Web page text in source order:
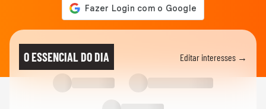
O ESSENCIAL DO DIA Editar interesses →